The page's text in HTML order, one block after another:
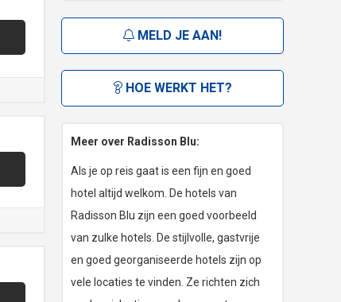
MELD JE AAN!
HOE WERKT HET?
Meer over Radisson Blu:
Als je op reis gaat is een fijn en goed
hotel altijd welkom. De hotels van
Radisson Blu zijn een goed voorbeeld
van zulke hotels. De stijlvolle, gastvrije
en goed georganiseerde hotels zijn op
vele locaties te vinden. Ze richten zich